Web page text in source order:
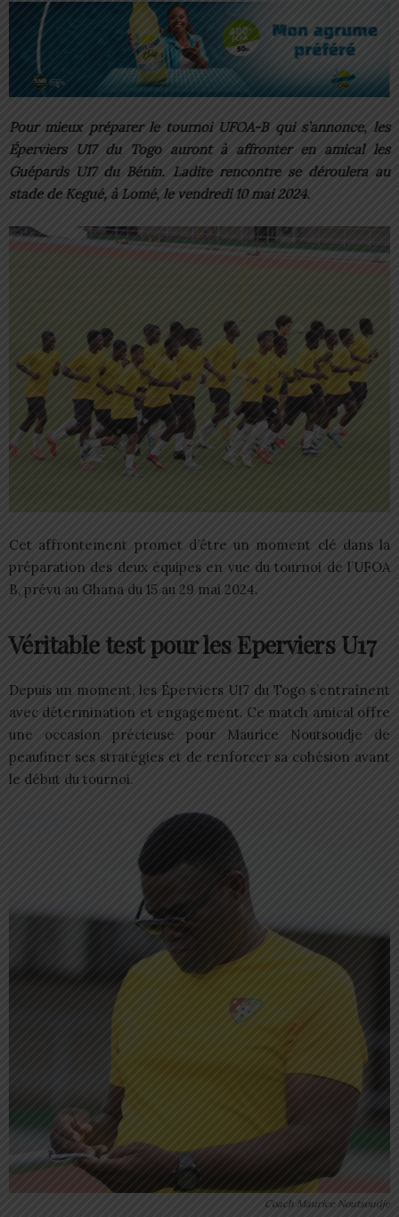
Pour mieux préparer le tournoi UFOA-B qui s’annonce, les
Éperviers U17 du Togo auront à affronter en amical les
Guépards U17 du Bénin. Ladite rencontre se déroulera au
stade de Kegué, à Lomé, le vendredi 10 mai 2024.
Cet affrontement promet d’être un moment clé dans la
préparation des deux équipes en vue du tournoi de l’UFOA
B, prévu au Ghana du 15 au 29 mai 2024.
Véritable test pour les Eperviers U17
Depuis un moment, les Éperviers U17 du Togo s’entraînent
avec détermination et engagement. Ce match amical offre
une occasion précieuse pour Maurice Noutsoudje de
peaufiner ses stratégies et de renforcer sa cohésion avant
le début du tournoi.
Coach Maurice Noutsoudje